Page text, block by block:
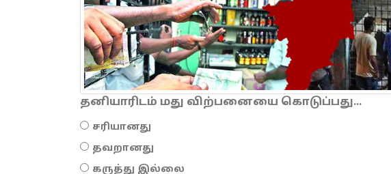
தனியாரிடம் மது விற்பனையை கொடுப்பது...
சரியானது
தவறானது
கருத்து இல்லை